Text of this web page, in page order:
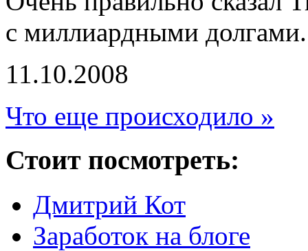
с миллиардными
11.10.2008
Что еще происходило »
Стоит посмотреть:
Дмитрий Кот
Заработок на блоге